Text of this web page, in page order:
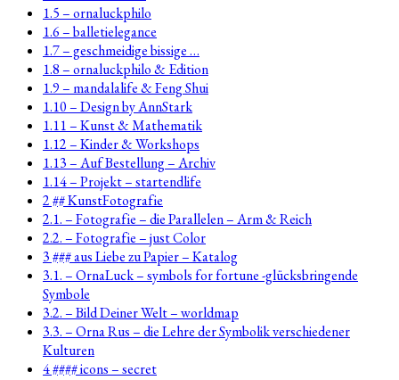
1.5 – ornaluckphilo
1.6 – balletielegance
1.7 – geschmeidige bissige …
1.8 – ornaluckphilo & Edition
1.9 – mandalalife & Feng Shui
1.10 – Design by AnnStark
1.11 – Kunst & Mathematik
1.12 – Kinder & Workshops
1.13 – Auf Bestellung – Archiv
1.14 – Projekt – startendlife
2 ## KunstFotografie
2.1. – Fotografie – die Parallelen – Arm & Reich
2.2. – Fotografie – just Color
3 ### aus Liebe zu Papier – Katalog
3.1. – OrnaLuck – symbols for fortune -glücksbringende
Symbole
3.2. – Bild Deiner Welt – worldmap
3.3. – Orna Rus – die Lehre der Symbolik verschiedener
Kulturen
4 #### icons – secret